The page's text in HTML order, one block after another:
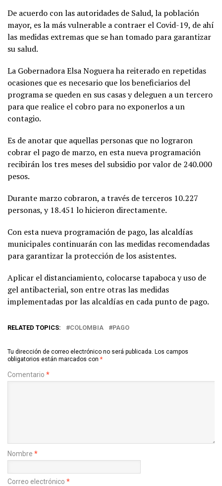
De acuerdo con las autoridades de Salud, la población
mayor, es la más vulnerable a contraer el Covid-19, de ahí
las medidas extremas que se han tomado para garantizar
su salud.
La Gobernadora Elsa Noguera ha reiterado en repetidas
ocasiones que es necesario que los beneficiarios del
programa se queden en sus casas y deleguen a un tercero
para que realice el cobro para no exponerlos a un
contagio.
Es de anotar que aquellas personas que no lograron
cobrar el pago de marzo, en esta nueva programación
recibirán los tres meses del subsidio por valor de 240.000
pesos.
Durante marzo cobraron, a través de terceros 10.227
personas, y 18.451 lo hicieron directamente.
Con esta nueva programación de pago, las alcaldías
municipales continuarán con las medidas recomendadas
para garantizar la protección de los asistentes.
Aplicar el distanciamiento, colocarse tapaboca y uso de
gel antibacterial, son entre otras las medidas
implementadas por las alcaldías en cada punto de pago.
RELATED TOPICS: COLOMBIA PAGO
Tu dirección de correo electrónico no será publicada. Los campos
obligatorios están marcados con *
Comentario *
Nombre *
Correo electrónico *